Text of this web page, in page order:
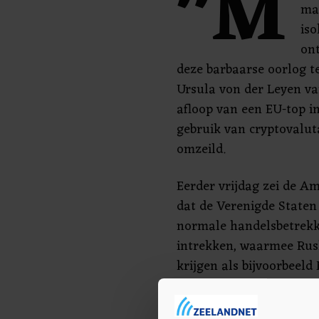
deze barbaarse oorlog
Ursula von der Leyen
afloop van een EU-top
gebruik van
omzeild.
Eerder vrijdag zei de
dat de Verenigde
normale
intrekken, waarmee
krijgen als bijvoorbeeld
Amerikanen Russische
visproducten zoals